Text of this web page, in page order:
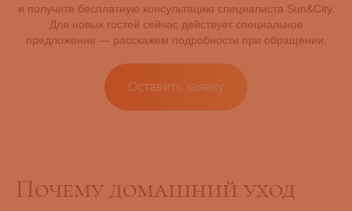
и получите бесплатную консультацию специалиста Sun&City.
Для новых гостей сейчас действует специальное
предложение — расскажем подробности при обращении.
Оставить заявку
Почему домашний уход